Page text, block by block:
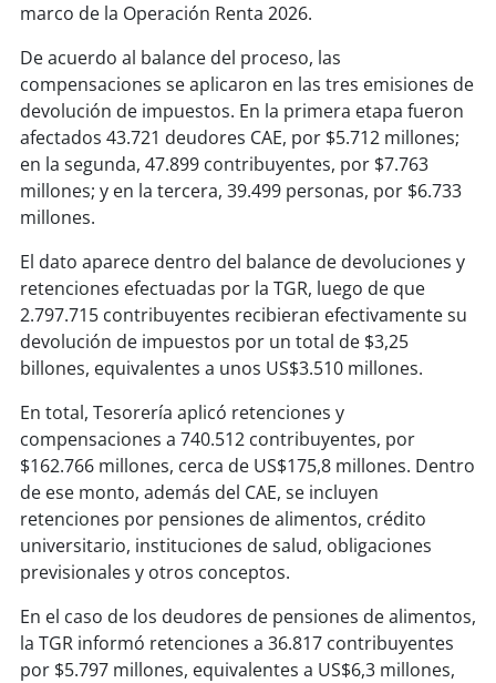
soyantofagasta
soycopiapó
soyvalparaíso
soyquillota
soychillán
soysancarlos
soyconcepción
soycoronel
soyarauco
soytemuco
soyvaldivia
marco de la Operación Renta 2026.
De acuerdo al balance del proceso, las
compensaciones se aplicaron en las tres emisiones de
devolución de impuestos. En la primera etapa fueron
afectados 43.721 deudores CAE, por $5.712 millones;
en la segunda, 47.899 contribuyentes, por $7.763
millones; y en la tercera, 39.499 personas, por $6.733
millones.
El dato aparece dentro del balance de devoluciones y
retenciones efectuadas por la TGR, luego de que
2.797.715 contribuyentes recibieran efectivamente su
devolución de impuestos por un total de $3,25
billones, equivalentes a unos US$3.510 millones.
En total, Tesorería aplicó retenciones y
compensaciones a 740.512 contribuyentes, por
$162.766 millones, cerca de US$175,8 millones. Dentro
de ese monto, además del CAE, se incluyen
retenciones por pensiones de alimentos, crédito
universitario, instituciones de salud, obligaciones
previsionales y otros conceptos.
En el caso de los deudores de pensiones de alimentos,
la TGR informó retenciones a 36.817 contribuyentes
por $5.797 millones, equivalentes a US$6,3 millones,